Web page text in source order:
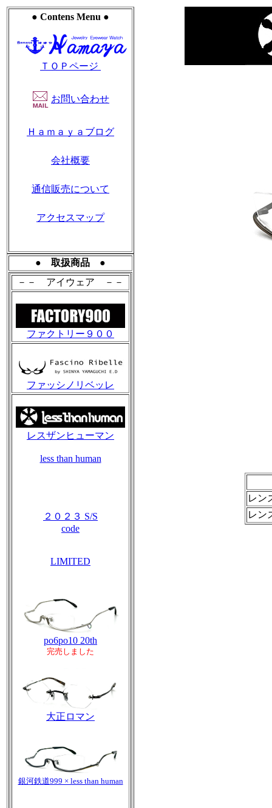
● Contens Menu ●
ＴＯＰページ
お問い合わせ
Ｈａｍａｙａブログ
会社概要
通信販売について
アクセスマップ
● 取扱商品 ●
－－ アイウェア －－
ファクトリー９００
ファッシノリベッレ
レスザンヒューマン
less than human
２０２３ S/S
code
LIMITED
po6po10 20th
完売しました
大正ロマン
銀河鉄道999 × less than human
レン
レン